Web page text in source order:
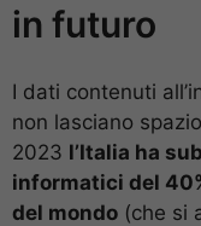
in futuro
I dati contenuti
non lasciano
2023 l’Italia ha
informatici del
del mondo (che si